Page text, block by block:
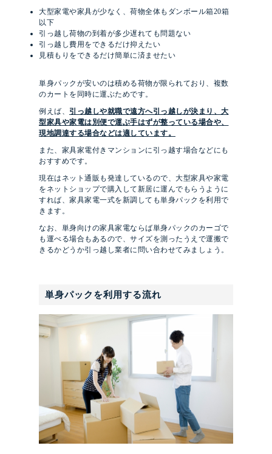
大型家電や家具が少なく、荷物全体もダンボール箱20箱
以下
引っ越し荷物の到着が多少遅れても問題ない
引っ越し費用をできるだけ抑えたい
見積もりをできるだけ簡単に済ませたい
単身パックが安いのは積める荷物が限られており、複数
のカートを同時に運ぶためです。
例えば、 引っ越しや就職で遠方へ引っ越しが決まり、大
型家具や家電は別便で運ぶ手はずが整っている場合や、
現地調達する場合などは適しています。
また、家具家電付きマンションに引っ越す場合などにも
おすすめです。
現在はネット通販も発達しているので、大型家具や家電
をネットショップで購入して新居に運んでもらうように
すれば、家具家電一式を新調しても単身パックを利用で
きます。
なお、単身向けの家具家電ならば単身パックのカーゴで
も運べる場合もあるので、サイズを測ったうえで運搬で
きるかどうか引っ越し業者に問い合わせてみましょう。
単身パックを利用する流れ